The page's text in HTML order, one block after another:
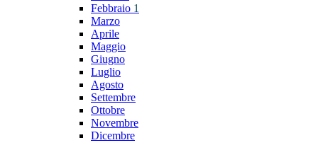
Febbraio 1
Marzo
Aprile
Maggio
Giugno
Luglio
Agosto
Settembre
Ottobre
Novembre
Dicembre